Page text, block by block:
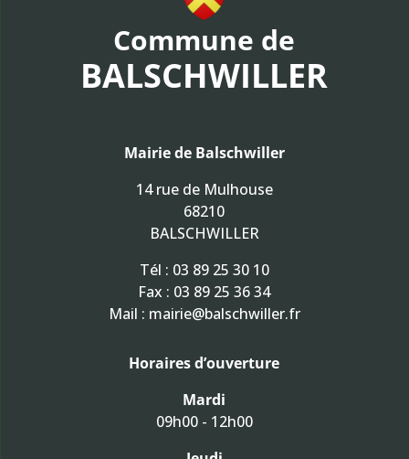
Commune de
BALSCHWILLER
Mairie de Balschwiller
14 rue de Mulhouse
68210
BALSCHWILLER
Tél : 03 89 25 30 10
Fax : 03 89 25 36 34
Mail : mairie@balschwiller.fr
Horaires d’ouverture
Mardi
09h00 - 12h00